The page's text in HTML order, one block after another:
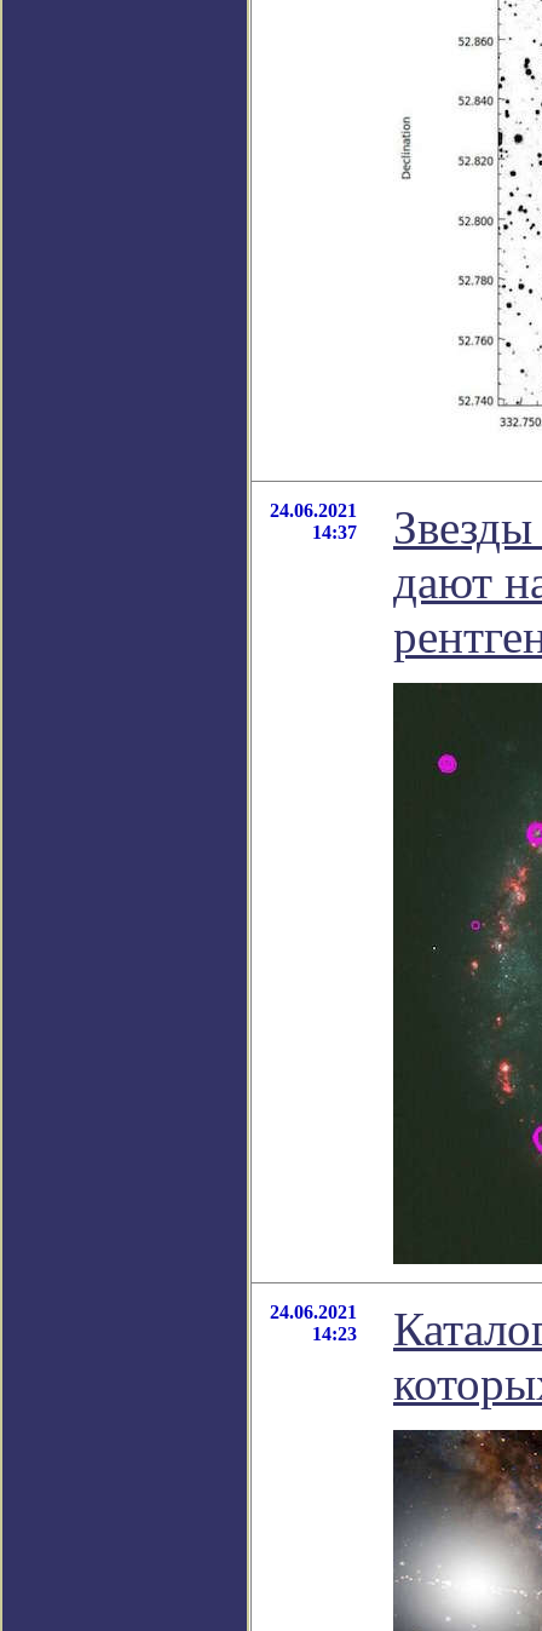
24.06.2021
14:37
дают
24.06.2021
14:23